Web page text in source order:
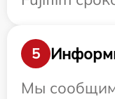
5
Мы